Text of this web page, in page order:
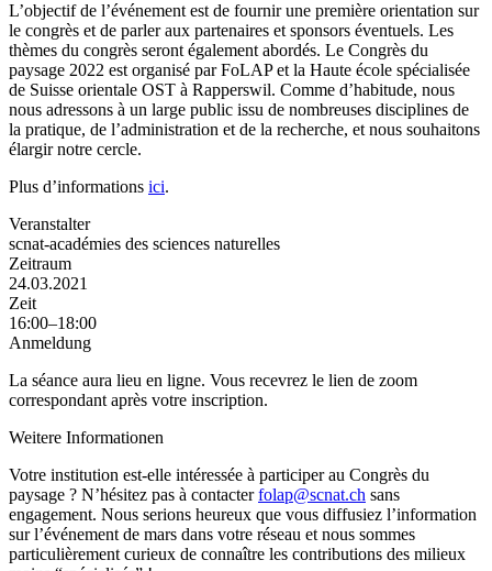
L’objectif de l’événement est de fournir une première orientation sur
le congrès et de parler aux partenaires et sponsors éventuels. Les
thèmes du congrès seront également abordés. Le Congrès du
paysage 2022 est organisé par FoLAP et la Haute école spécialisée
de Suisse orientale OST à Rapperswil. Comme d’habitude, nous
nous adressons à un large public issu de nombreuses disciplines de
la pratique, de l’administration et de la recherche, et nous souhaitons
élargir notre cercle.
Plus d’informations ici.
Veranstalter
scnat-académies des sciences naturelles
Zeitraum
24.03.2021
Zeit
16:00–18:00
Anmeldung
La séance aura lieu en ligne. Vous recevrez le lien de zoom
correspondant après votre inscription.
Weitere Informationen
Votre institution est-elle intéressée à participer au Congrès du
paysage ? N’hésitez pas à contacterfolap@scnat.ch sans
engagement. Nous serions heureux que vous diffusiez l’information
sur l’événement de mars dans votre réseau et nous sommes
particulièrement curieux de connaître les contributions des milieux